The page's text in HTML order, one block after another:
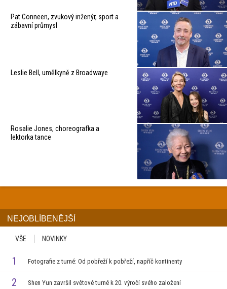
Pat Conneen, zvukový inženýr, sport a
zábavní průmysl
Leslie Bell, umělkyně z Broadwaye
Rosalie Jones, choreografka a
lektorka tance
NEJOBLÍBENĚJŠÍ
VŠE NOVINKY
1 Fotografie z turné: Od pobřeží k pobřeží, napříč kontinenty
2 Shen Yun završil světové turné k 20. výročí svého založení